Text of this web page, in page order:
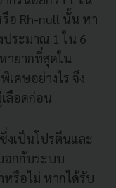
อ Rh-null นั้น หา
ประมาณ 1 ใน 6
ายากที่สุดใน
เศษอย่างไร จึง
ลือดก่อน
งเป็นโปรตีนและ
อกกับระบบ
หรือไม่ หากได้รับ